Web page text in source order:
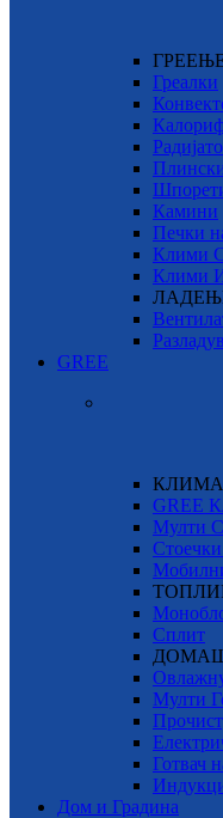
Греалки
Камини
Печки
Клими
Клими
GREE
GREE
Мулти
Сплит
Мулти
Готвач
Дом и Градина